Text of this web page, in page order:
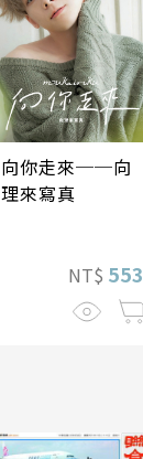
向你走來──向
理來寫真
NT$ 553